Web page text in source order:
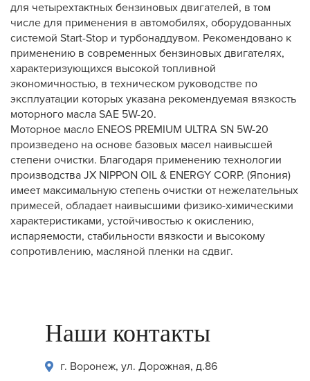
для четырехтактных бензиновых двигателей, в том
числе для применения в автомобилях, оборудованных
системой Start-Stop и турбонаддувом. Рекомендовано к
применению в современных бензиновых двигателях,
характеризующихся высокой топливной
экономичностью, в техническом руководстве по
эксплуатации которых указана рекомендуемая вязкость
моторного масла SAE 5W-20.
Моторное масло ENEOS PREMIUM ULTRA SN 5W-20
произведено на основе базовых масел наивысшей
степени очистки. Благодаря применению технологии
производства JX NIPPON OIL & ENERGY CORP. (Япония)
имеет максимальную степень очистки от нежелательных
примесей, обладает наивысшими физико-химическими
характеристиками, устойчивостью к окислению,
испаряемости, стабильности вязкости и высокому
сопротивлению, масляной пленки на сдвиг.
Наши контакты
г. Воронеж, ул. Дорожная, д.86